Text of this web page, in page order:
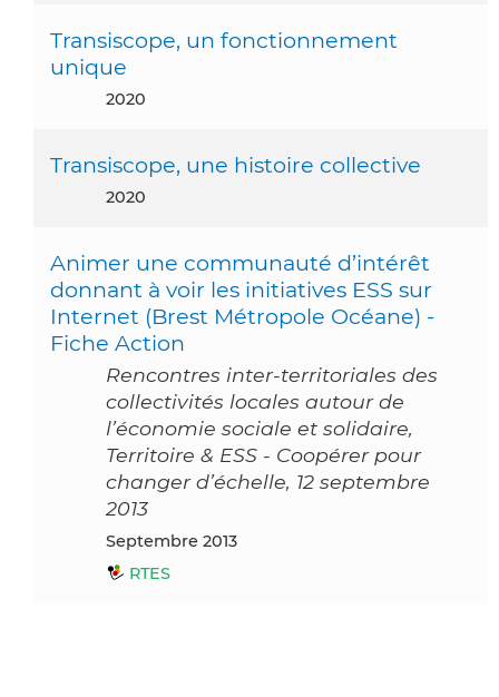
Transiscope, un fonctionnement
unique
2020
Transiscope, une histoire collective
2020
Animer une communauté d’intérêt
donnant à voir les initiatives ESS sur
Internet (Brest Métropole Océane) -
Fiche Action
Rencontres inter-territoriales des
collectivités locales autour de
l’économie sociale et solidaire,
Territoire & ESS - Coopérer pour
changer d’échelle, 12 septembre
2013
septembre 2013
RTES